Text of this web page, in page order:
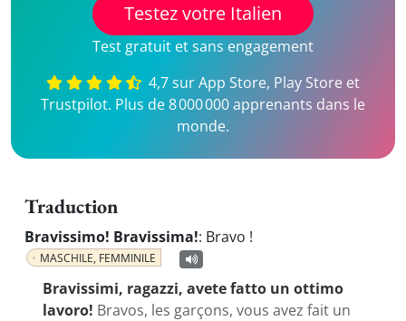
Testez votre Italien
Test gratuit et sans engagement
4,7 sur App Store, Play Store et
Trustpilot. Plus de 8 000 000 apprenants dans le
monde.
Traduction
Bravissimo! Bravissima!: Bravo !
MASCHILE, FEMMINILE
Bravissimi, ragazzi, avete fatto un ottimo
lavoro! Bravos, les garçons, vous avez fait un